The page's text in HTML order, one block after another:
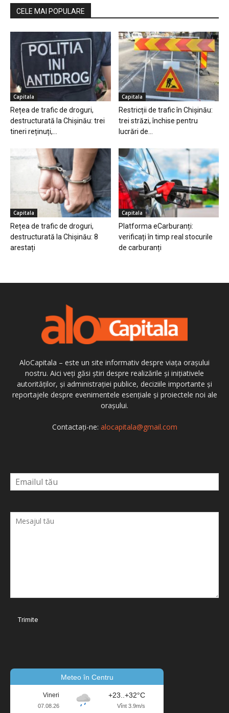
CELE MAI POPULARE
Capitala
Rețea de trafic de droguri,
destructurată la Chișinău: trei
tineri reținuți,...
Capitala
Restricții de trafic în Chișinău:
trei străzi, închise pentru
lucrări de...
Capitala
Rețea de trafic de droguri,
destructurată la Chișinău: 8
arestați
Capitala
Platforma eCarburanți:
verificați în timp real stocurile
de carburanți
AloCapitala – este un site informativ despre viața orașului
nostru. Aici veți găsi știri despre realizările și inițiativele
autorităților, și administrației publice, deciziile importante și
reportajele despre evenimentele esențiale și proiectele noi ale
orașului.
Contactați-ne: alocapitala@gmail.com
Meteo în Centru
Vineri
07.08.26
+23..+32°C
Vînt 3.9m/s